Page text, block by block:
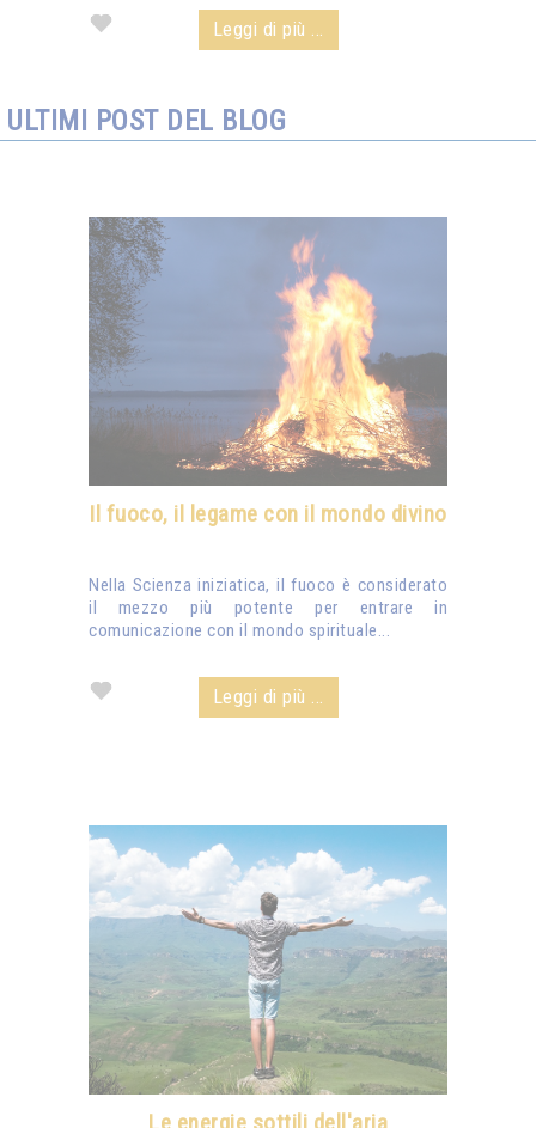
Leggi di più ...
ULTIMI POST DEL BLOG
Il fuoco, il legame con il mondo divino
Nella Scienza iniziatica, il fuoco è considerato
il mezzo più potente per entrare in
comunicazione con il mondo spirituale...
Leggi di più ...